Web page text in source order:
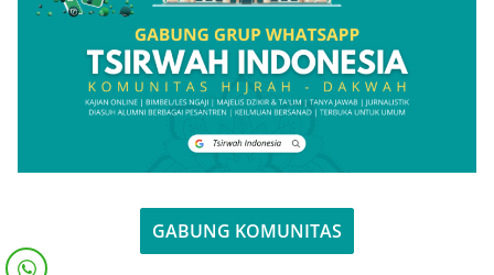
GABUNG KOMUNITAS